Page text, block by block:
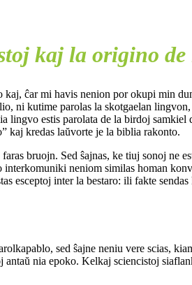
kaj la origino
kaj, ĉar mi havis nenion por okupi min
ni kutime parolas la skotgaelan
lingvo estis parolata de la birdoj
kaj kredas laŭvorte je la biblia rakonto.
bruojn. Sed ŝajnas, ke tiuj sonoj ne
neniom similas homan
esceptoj inter la bestaro: ili fakte
sed ŝajne neniu vere scias,
nia epoko. Kelkaj sciencistoj